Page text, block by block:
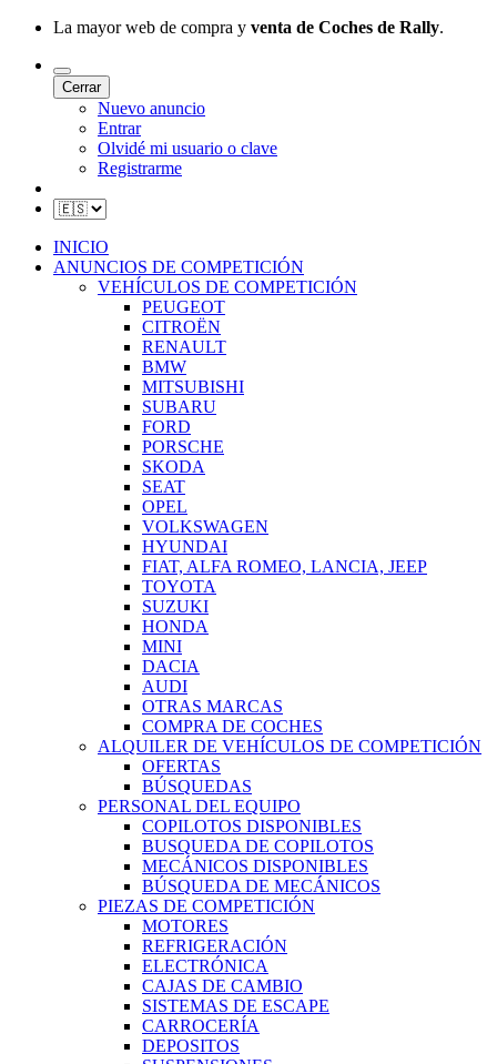
La mayor web de compra y venta de Coches de Rally.
Cerrar
Nuevo anuncio
Entrar
Olvidé mi usuario o clave
Registrarme
INICIO
ANUNCIOS DE COMPETICIÓN
VEHÍCULOS DE COMPETICIÓN
PEUGEOT
CITROËN
RENAULT
BMW
MITSUBISHI
SUBARU
FORD
PORSCHE
SKODA
SEAT
OPEL
VOLKSWAGEN
HYUNDAI
FIAT, ALFA ROMEO, LANCIA, JEEP
TOYOTA
SUZUKI
HONDA
MINI
DACIA
AUDI
OTRAS MARCAS
COMPRA DE COCHES
ALQUILER DE VEHÍCULOS DE COMPETICIÓN
OFERTAS
BÚSQUEDAS
PERSONAL DEL EQUIPO
COPILOTOS DISPONIBLES
BUSQUEDA DE COPILOTOS
MECÁNICOS DISPONIBLES
BÚSQUEDA DE MECÁNICOS
PIEZAS DE COMPETICIÓN
MOTORES
REFRIGERACIÓN
ELECTRÓNICA
CAJAS DE CAMBIO
SISTEMAS DE ESCAPE
CARROCERÍA
DEPOSITOS